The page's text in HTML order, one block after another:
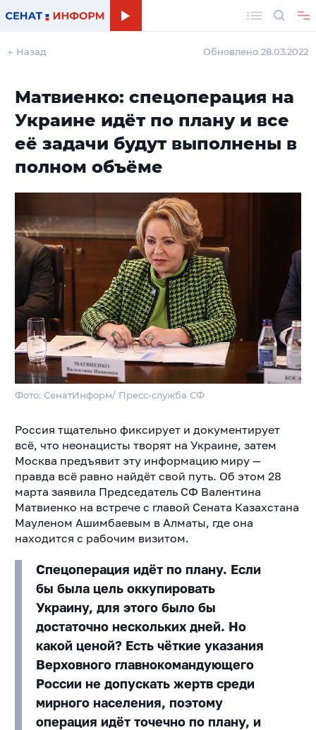
← Назад Обновлено 28.03.2022
Матвиенко: спецоперация на
Украине идёт по плану и все
её задачи будут выполнены в
полном объёме
Фото: СенатИнформ/ Пресс-служба СФ
Россия тщательно фиксирует и документирует
всё, что неонацисты творят на Украине, затем
Москва предъявит эту информацию миру —
правда всё равно найдёт свой путь. Об этом 28
марта заявила Председатель СФ Валентина
Матвиенко на встрече с главой Сената Казахстана
Мауленом Ашимбаевым в Алматы, где она
находится с рабочим визитом.
Спецоперация идёт по плану. Если
бы была цель оккупировать
Украину, для этого было бы
достаточно нескольких дней. Но
какой ценой? Есть чёткие указания
Верховного главнокомандующего
России не допускать жертв среди
мирного населения, поэтому
операция идёт точечно по плану, и